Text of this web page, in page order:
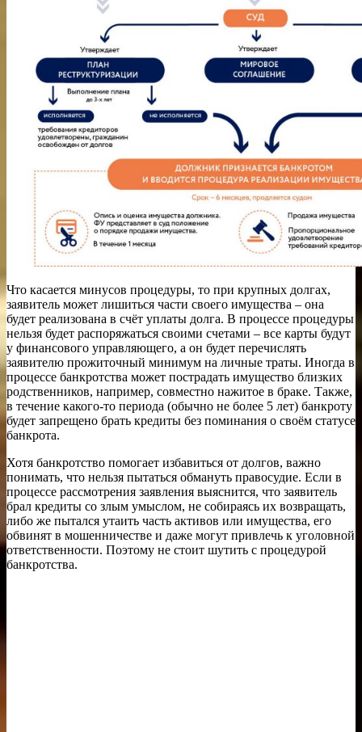
Что касается минусов процедуры, то при крупных долгах,
заявитель может лишиться части своего имущества – она
будет реализована в счёт уплаты долга. В процессе процедуры
нельзя будет распоряжаться своими счетами – все карты будут
у финансового управляющего, а он будет перечислять
заявителю прожиточный минимум на личные траты. Иногда в
процессе банкротства может пострадать имущество близких
родственников, например, совместно нажитое в браке. Также,
в течение какого-то периода (обычно не более 5 лет) банкроту
будет запрещено брать кредиты без поминания о своём статусе
банкрота.
Хотя банкротство помогает избавиться от долгов, важно
понимать, что нельзя пытаться обмануть правосудие. Если в
процессе рассмотрения заявления выяснится, что заявитель
брал кредиты со злым умыслом, не собираясь их возвращать,
либо же пытался утаить часть активов или имущества, его
обвинят в мошенничестве и даже могут привлечь к уголовной
ответственности. Поэтому не стоит шутить с процедурой
банкротства.